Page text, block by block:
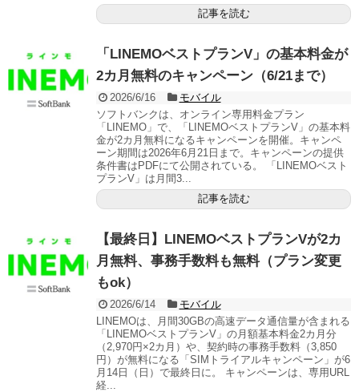
記事を読む
「LINEMOベストプランV」の基本料金が
2カ月無料のキャンペーン（6/21まで）
2026/6/16
モバイル
ソフトバンクは、オンライン専用料金プラン
「LINEMO」で、「LINEMOベストプランV」の基本料
金が2カ月無料になるキャンペーンを開催。キャンペ
ーン期間は2026年6月21日まで。キャンペーンの提供
条件書はPDFにて公開されている。 「LINEMOベスト
プランV」は月間3...
記事を読む
【最終日】LINEMOベストプランVが2カ
月無料、事務手数料も無料（プラン変更
もok）
2026/6/14
モバイル
LINEMOは、月間30GBの高速データ通信量が含まれる
「LINEMOベストプランV」の月額基本料金2カ月分
（2,970円×2カ月）や、契約時の事務手数料（3,850
円）が無料になる「SIMトライアルキャンペーン」が6
月14日（日）で最終日に。 キャンペーンは、専用URL
経...